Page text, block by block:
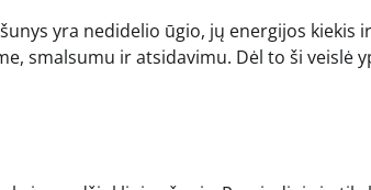
yra nedidelio ūgio, jų energijos kiekis ir
smalsumu ir atsidavimu. Dėl to ši veislė